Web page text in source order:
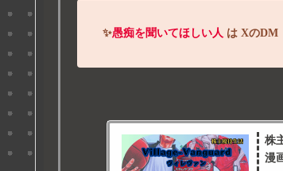
✨愚痴を聞いてほしい人 は XのDM
株
漫